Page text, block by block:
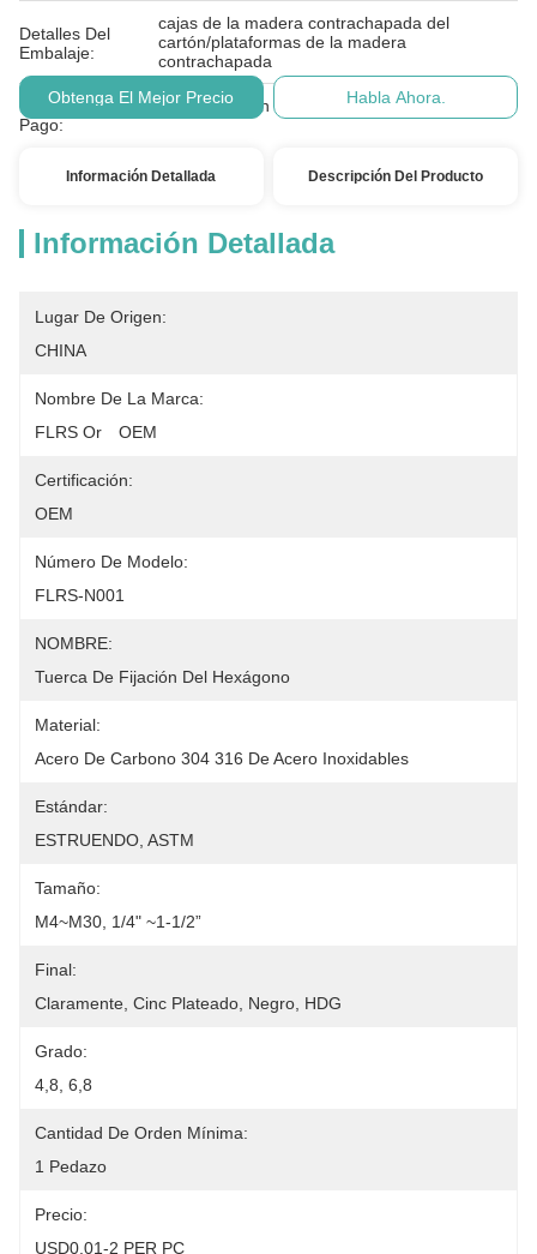
Detalles Del
Embalaje:
cajas de la madera contrachapada del
cartón/plataformas de la madera
contrachapada
Condiciones De
Pago:
T/T, L/C, unión occidental, PayPal
Obtenga El Mejor Precio Habla Ahora.
Información Detallada Descripción Del Producto
Información Detallada
Lugar De Origen:
CHINA
Nombre De La Marca:
FLRS Or　OEM
Certificación:
OEM
Número De Modelo:
FLRS-N001
NOMBRE:
Tuerca De Fijación Del Hexágono
Material:
Acero De Carbono 304 316 De Acero Inoxidables
Estándar:
ESTRUENDO, ASTM
Tamaño:
M4~M30, 1/4" ~1-1/2”
Final:
Claramente, Cinc Plateado, Negro, HDG
Grado:
4,8, 6,8
Cantidad De Orden Mínima:
1 Pedazo
Precio:
USD0.01-2 PER PC